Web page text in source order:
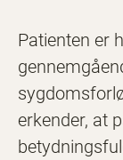
Patienten er
erkender, at